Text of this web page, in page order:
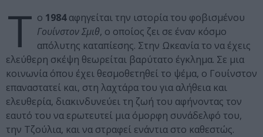
Τ ο 1984αφηγείται την ιστορία του φοβισμένου
Γουίνστον Σμιθ, ο οποίος ζει σε έναν κόσμο
απόλυτης καταπίεσης. Στην Ωκεανία το να έχεις
ελεύθερη σκέψη θεωρείται βαρύτατο έγκλημα. Σε μια
κοινωνία όπου έχει θεσμοθετηθεί το ψέμα, ο Γουίνστον
επαναστατεί και, στη λαχτάρα του για αλήθεια και
ελευθερία, διακινδυνεύει τη ζωή του αφήνοντας τον
εαυτό του να ερωτευτεί μια όμορφη συνάδελφό του,
την Τζούλια, και να στραφεί ενάντια στο καθεστώς.